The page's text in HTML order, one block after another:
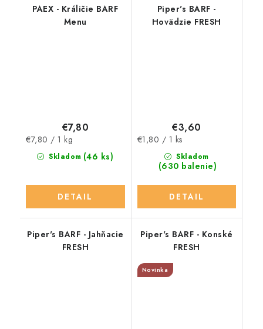
PAEX - Králičie BARF
Menu
Skladom (46 ks)
€7,80
Jednotková
cena:
€7,80 / 1 kg
DETAIL
Piper's BARF -
Hovädzie FRESH
Skladom
(630 balenie)
€3,60
Jednotková
€1,80 / 1 ks
DETAIL
Piper's BARF - Jahňacie
FRESH
Piper's BARF - Konské
FRESH
Novinka